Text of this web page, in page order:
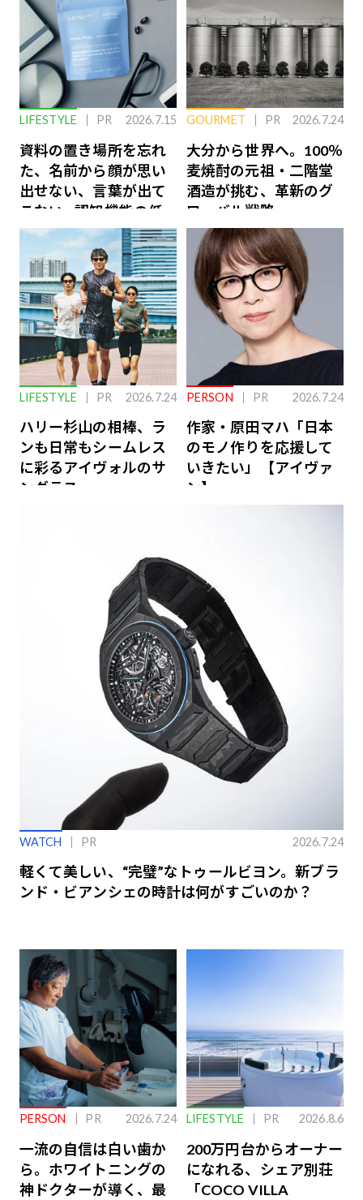
LIFESTYLE PR 2026.7.15
資料の置き場所を忘れ
た、名前から顔が思い
出せない、言葉が出て
こない…認知機能の低
下を救う、脳のインナ
ーケアとは
GOURMET PR 2026.7.24
大分から世界へ。100％
麦焼酎の元祖・二階堂
酒造が挑む、革新のグ
ローバル戦略
LIFESTYLE PR 2026.7.24
ハリー杉山の相棒、ラ
ンも日常もシームレス
に彩るアイヴォルのサ
ングラス
PERSON PR 2026.7.24
作家・原田マハ「日本
のモノ作りを応援して
いきたい」【アイヴァ
ン】
WATCH PR 2026.7.24
軽くて美しい、“完璧”なトゥールビヨン。新ブラ
ンド・ビアンシェの時計は何がすごいのか？
PERSON PR 2026.7.24
一流の自信は白い歯か
ら。ホワイトニングの
神ドクターが導く、最
LIFESTYLE PR 2026.8.6
200万円台からオーナー
になれる、シェア別荘
「COCO VILLA